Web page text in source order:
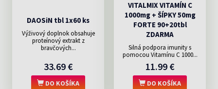
DAOSiN tbl 1x60 ks
Výživový doplnok obsahuje
proteínový extrakt z
bravčových...
33.69 €
DO KOŠÍKA
VITALMIX VITAMÍN C
1000mg + ŠÍPKY 50mg
FORTE 90+20tbl
ZDARMA
Silná podpora imunity s
pomocou Vitamínu C 1000...
11.99 €
DO KOŠÍKA